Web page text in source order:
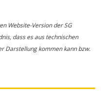
Website-Version der SG
dass es aus technischen
Darstellung kommen kann bzw.